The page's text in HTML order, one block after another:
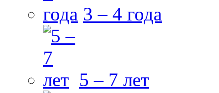
3 – 4 года
5 – 7 лет